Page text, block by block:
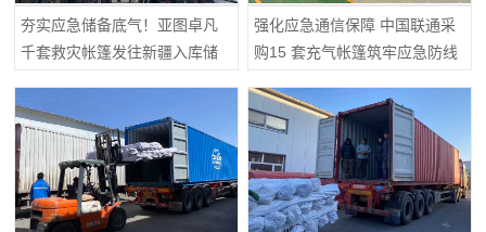
夯实应急储备底气！亚图卓凡
千套救灾帐篷发往新疆入库储
强化应急通信保障 中国联通采
购15 套充气帐篷筑牢应急防线